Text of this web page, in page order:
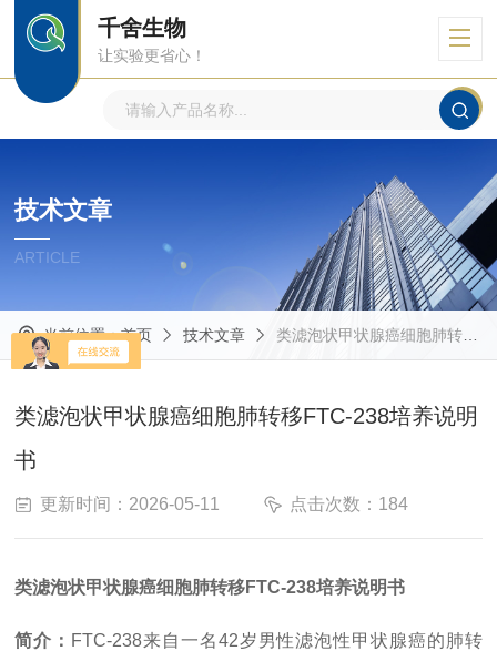
千舍生物
让实验更省心！
技术文章
ARTICLE
当前位置：首页 技术文章 类滤泡状甲状腺癌细胞肺转移FTC-238培养说明书
类滤泡状甲状腺癌细胞肺转移FTC-238培养说明
书
更新时间：2026-05-11 点击次数：184
类滤泡状甲状腺癌细胞肺转移FTC-238培养说明书
简介： FTC-238来自一名42岁男性滤泡性甲状腺癌的肺转